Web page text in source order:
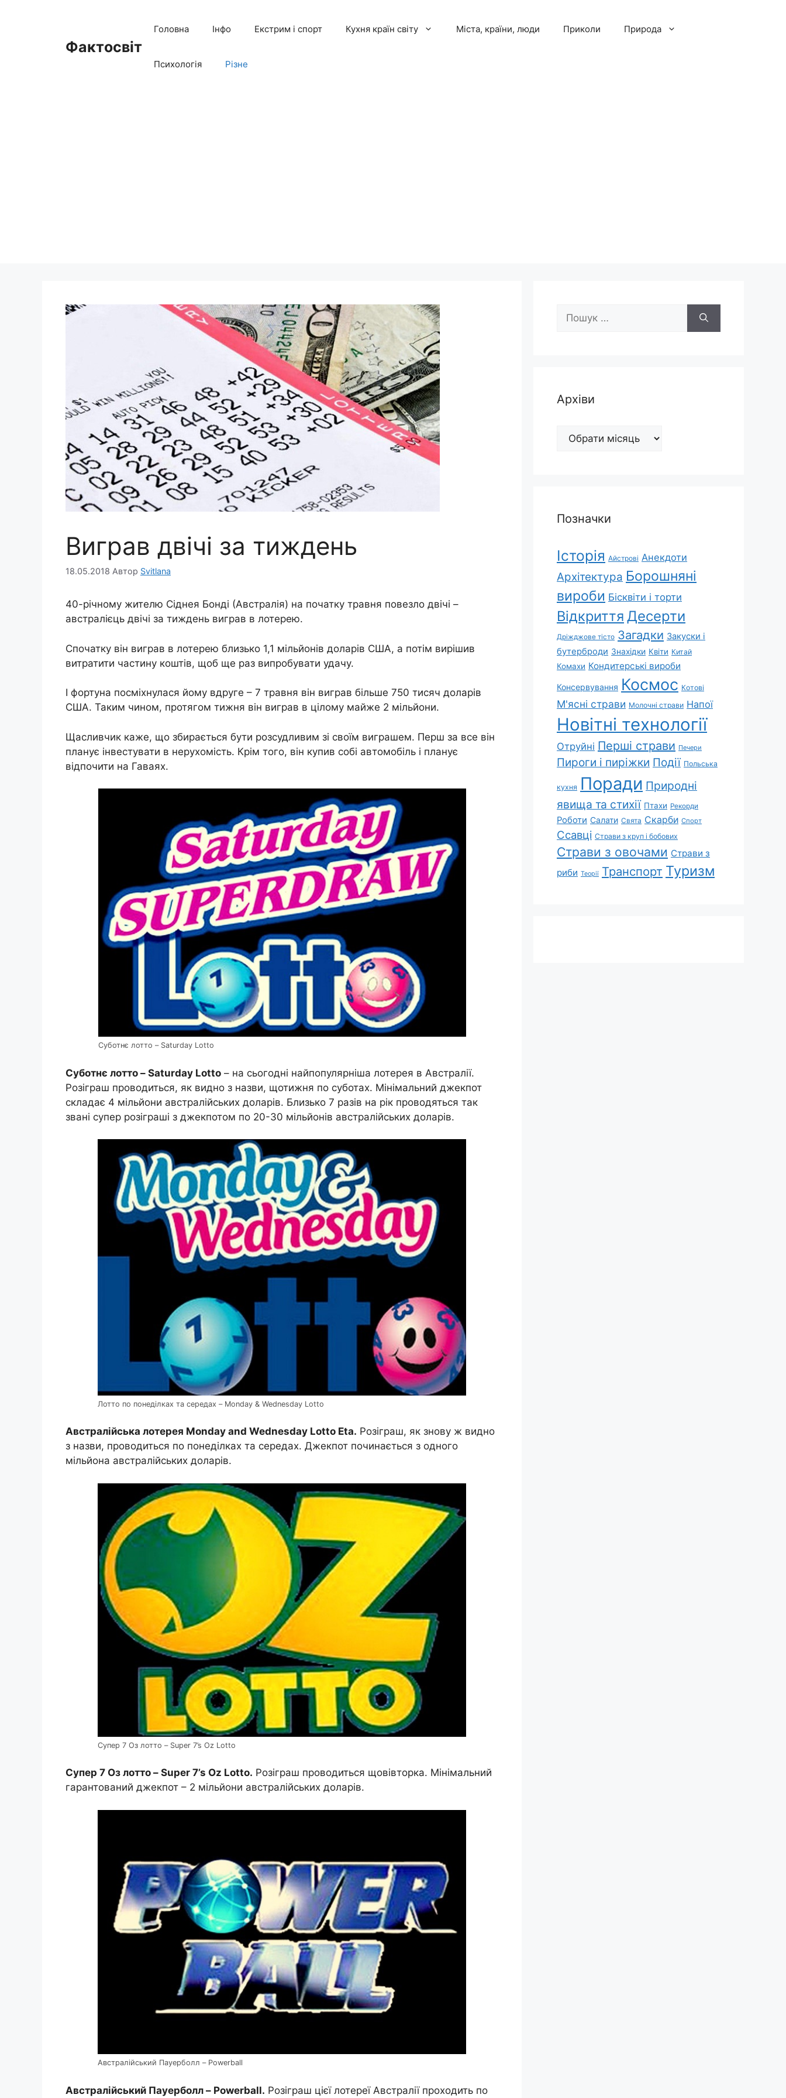
Фактосвіт
Головна Інфо Екстрим і спорт Кухня країн світу Міста, країни, люди Приколи Природа
Психологія Різне
Виграв двічі за тиждень
18.05.2018 Автор Svitlana
40-річному жителю Сіднея Бонді (Австралія) на початку травня повезло двічі –
австралієць двічі за тиждень виграв в лотерею.
Спочатку він виграв в лотерею близько 1,1 мільйонів доларів США, а потім вирішив
витратити частину коштів, щоб ще раз випробувати удачу.
І фортуна посміхнулася йому вдруге – 7 травня він виграв більше 750 тисяч доларів
США. Таким чином, протягом тижня він виграв в цілому майже 2 мільйони.
Щасливчик каже, що збирається бути розсудливим зі своїм виграшем. Перш за все він
планує інвестувати в нерухомість. Крім того, він купив собі автомобіль і планує
відпочити на Гаваях.
Суботнє лотто – Saturday Lotto
Суботнє лотто – Saturday Lotto – на сьогодні найпопулярніша лотерея в Австралії.
Розіграш проводиться, як видно з назви, щотижня по суботах. Мінімальний джекпот
складає 4 мільйони австралійських доларів. Близько 7 разів на рік проводяться так
звані супер розіграші з джекпотом по 20-30 мільйонів австралійських доларів.
Лотто по понеділках та середах – Monday & Wednesday Lotto
Австралійська лотерея Monday and Wednesday Lotto Eta. Розіграш, як знову ж видно
з назви, проводиться по понеділках та середах. Джекпот починається з одного
мільйона австралійських доларів.
Супер 7 Оз лотто – Super 7’s Oz Lotto
Супер 7 Оз лотто – Super 7’s Oz Lotto. Розіграш проводиться щовівторка. Мінімальний
гарантований джекпот – 2 мільйони австралійських доларів.
Австралійський Пауерболл – Powerball
Австралійський Пауерболл – Powerball. Розіграш цієї лотереї Австралії проходить по
Пошук:
Архіви
Архіви
Позначки
Історія Айстрові Анекдоти
Архітектура Борошняні
вироби Бісквіти і торти
Відкриття Десерти
Дріжджове тісто Загадки Закуски і
бутерброди Знахідки Квіти Китай
Комахи Кондитерські вироби
Консервування Космос Котові
М'ясні страви Молочні страви Напої
Новітні технології
Отруйні Перші страви Печери
Пироги і пиріжки Події Польська
кухня Поради Природні
явища та стихії Птахи Рекорди
Роботи Салати Свята Скарби Спорт
Ссавці Страви з круп і бобових
Страви з овочами Страви з
риби Теорії Транспорт Туризм